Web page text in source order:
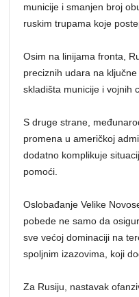
municije i smanjen broj
ruskim trupama koje
Osim na linijama fronta,
preciznih udara na
skladišta municije i vojnih
S druge strane,
promena u američkoj
dodatno komplikuje
pomoći.
Oslobađanje Velike
pobede ne samo da
sve većoj dominaciji na
spoljnim izazovima, koji
Za Rusiju, nastavak